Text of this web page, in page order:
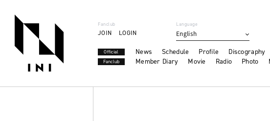
Fanclub
JOIN LOGIN
Language
English
Official News Schedule Profile Discography
Fanclub Member Diary Movie Radio Photo